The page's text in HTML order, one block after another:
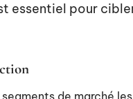
essentiel pour
de marché